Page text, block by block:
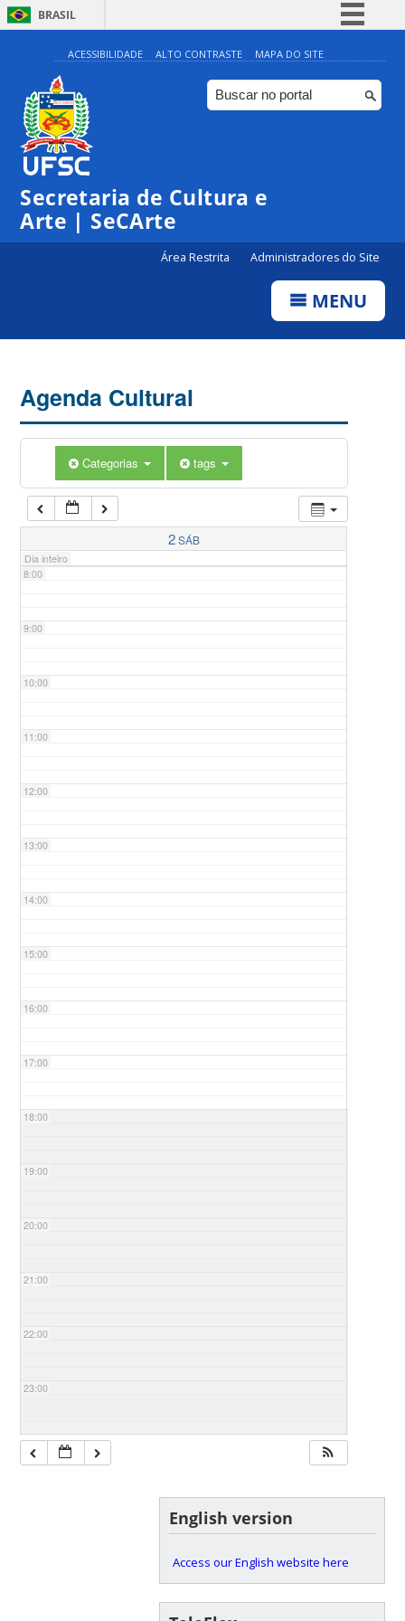
BRASIL
Simplifique!
Comunica BR
Participe
ACESSIBILIDADE ALTO CONTRASTE MAPA DO SITE
Secretaria de Cultura e
Arte | SeCArte
Área Restrita Administradores do Site
MENU
Agenda Cultural
Categorias tags
2SÁB
Dia inteiro
0:00
1:00
5:00
7:00
8:00
9:00
10:00
11:00
12:00
13:00
14:00
15:00
16:00
17:00
18:00
19:00
20:00
21:00
22:00
23:00
English version
Access our English website here